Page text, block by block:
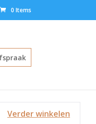
0 Items
Verder winkelen